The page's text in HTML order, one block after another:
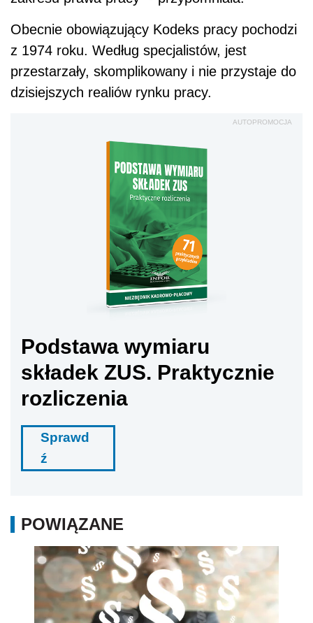
Obecnie obowiązujący Kodeks pracy pochodzi
z 1974 roku. Według specjalistów, jest
przestarzały, skomplikowany i nie przystaje do
dzisiejszych realiów rynku pracy.
AUTOPROMOCJA
Podstawa wymiaru
składek ZUS. Praktycznie
rozliczenia
Sprawd
ź
POWIĄZANE